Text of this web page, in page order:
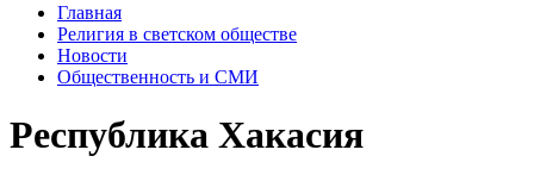
Главная
Религия в светском обществе
Новости
Общественность и СМИ
Республика Хакасия